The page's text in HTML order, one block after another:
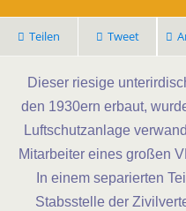
Teilen Tweet
Dieser riesige
den 1930ern erbaut,
Luftschutzanlage
Mitarbeiter eines großen
In einem separierten
Stabsstelle der